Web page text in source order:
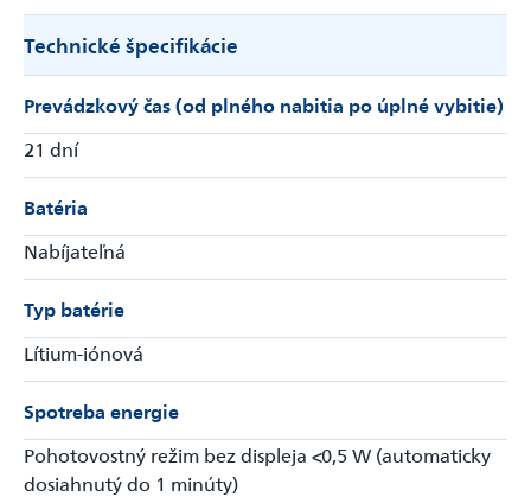
Technické špecifikácie
Prevádzkový čas (od plného nabitia po úplné vybitie)
21 dní
Batéria
Nabíjateľná
Typ batérie
Lítium-iónová
Spotreba energie
Pohotovostný režim bez displeja <0,5 W (automaticky
dosiahnutý do 1 minúty)
Odoslať